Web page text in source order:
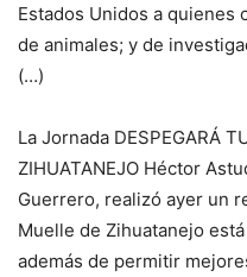
Estados Unidos a quienes
de animales; y de
(…)
La Jornada DESPEGARÁ
ZIHUATANEJO Héctor
Guerrero, realizó ayer un
Muelle de Zihuatanejo
además de permitir